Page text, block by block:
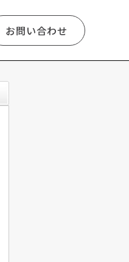
お問い合わせ